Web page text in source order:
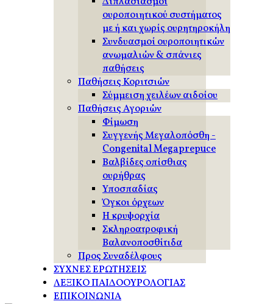
ουροποιητικού συστήματος
με ή και χωρίς ουρητηροκήλη
Συνδυασμοί ουροποιητικών
ανωμαλιών & σπάνιες
παθήσεις
Παθήσεις Κοριτσιών
Σύμμειση χειλέων αιδοίου
Παθήσεις Αγοριών
Φίμωση
Συγγενής Μεγαλοπόσθη -
Congenital Megaprepuce
Βαλβίδες οπίσθιας
ουρήθρας
Υποσπαδίας
Όγκοι όρχεων
Η κρυψορχία
Σκληροατροφική
Βαλανοποσθίτιδα
Προς Συναδέλφους
ΣΥΧΝΕΣ ΕΡΩΤΗΣΕΙΣ
ΛΕΞΙΚΟ ΠΑΙΔΟΟΥΡΟΛΟΓΙΑΣ
ΕΠΙΚΟΙΝΩΝΙΑ